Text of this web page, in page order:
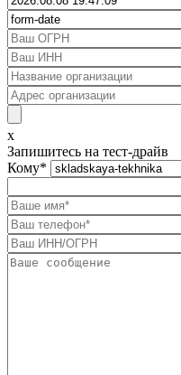
x
Запишитесь на тест-драйв
Кому*